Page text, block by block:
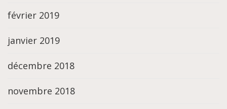
février 2019
janvier 2019
décembre 2018
novembre 2018